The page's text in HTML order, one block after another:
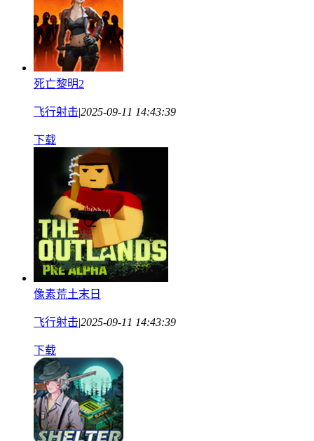
死亡黎明2
飞行射击|2025-09-11 14:43:39
下载
像素荒土末日
飞行射击|2025-09-11 14:43:39
下载